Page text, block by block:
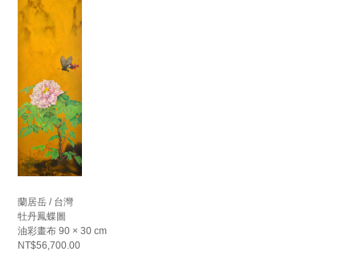
蘭居岳 / 台灣
牡丹鳳蝶圖
油彩畫布 90 × 30 cm
NT$56,700.00